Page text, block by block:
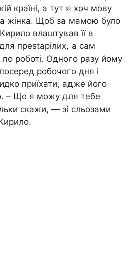
країні, а тут я хоч мову
жінка. Щоб за мамою було
влаштував її в
преstарілих, а сам
по роботі. Одного разу йому
робочого дня і
приїхати, адже його
– Що я можу для тебе
скажи, — зі сльозами